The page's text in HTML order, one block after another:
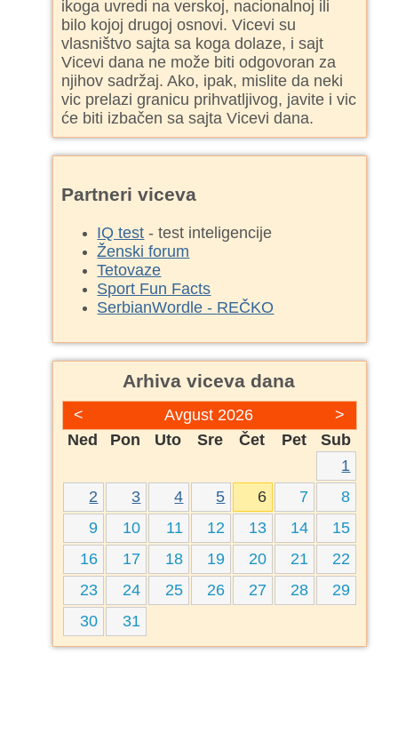
ikoga uvredi na verskoj, nacionalnoj ili
bilo kojoj drugoj osnovi. Vicevi su
vlasništvo sajta sa koga dolaze, i sajt
Vicevi dana ne može biti odgovoran za
njihov sadržaj. Ako, ipak, mislite da neki
vic prelazi granicu prihvatljivog, javite i vic
će biti izbačen sa sajta Vicevi dana.
Partneri viceva
IQ test - test inteligencije
Ženski forum
Tetovaze
Sport Fun Facts
SerbianWordle - REČKO
Arhiva viceva dana
< >
Avgust 2026
Ned
Pon Uto Sre Čet Pet
Sub
1
2
3 4 5 6 7
8
9
10 11 12 13 14
15
16
17 18 19 20 21
22
23
24 25 26 27 28
29
30
31